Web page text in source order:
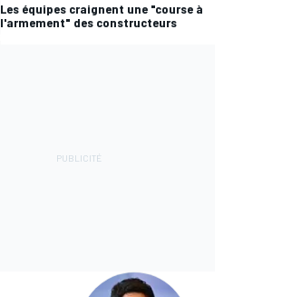
Les équipes craignent une "course à
l'armement" des constructeurs